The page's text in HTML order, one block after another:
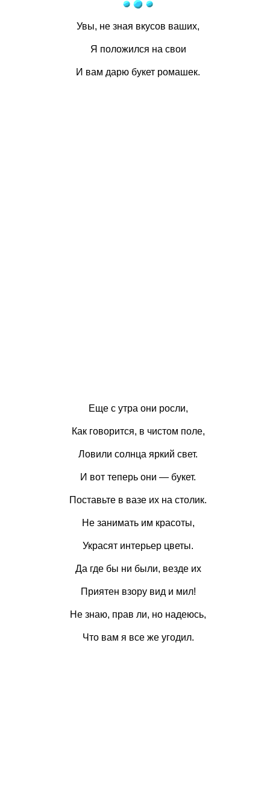
Увы, не зная вкусов ваших,
Я положился на свои
И вам дарю букет ромашек.
Еще с утра они росли,
Как говорится, в чистом поле,
Ловили солнца яркий свет.
И вот теперь они — букет.
Поставьте в вазе их на столик.
Не занимать им красоты,
Украсят интерьер цветы.
Да где бы ни были, везде их
Приятен взору вид и мил!
Не знаю, прав ли, но надеюсь,
Что вам я все же угодил.